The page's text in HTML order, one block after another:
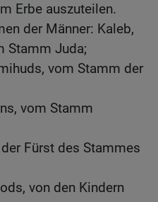
Erbe auszuteilen.
der Männer: Kaleb,
Stamm Juda;
vom Stamm der
vom Stamm
Fürst des Stammes
von den Kindern